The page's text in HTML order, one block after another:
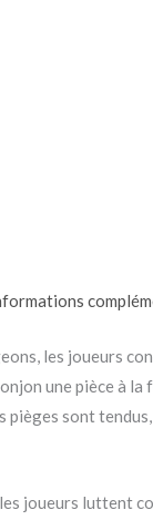
les joueurs
une pièce à la
pièges sont
joueurs luttent